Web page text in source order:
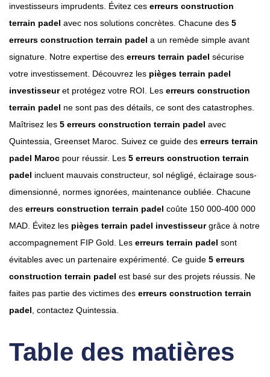
investisseurs imprudents. Évitez ces erreurs construction
terrain padel avec nos solutions concrètes. Chacune des 5
erreurs construction terrain padel a un remède simple avant
signature. Notre expertise des erreurs terrain padel sécurise
votre investissement. Découvrez les pièges terrain padel
investisseuret protégez votre ROI. Les erreurs construction
terrain padel ne sont pas des détails, ce sont des catastrophes.
Maîtrisez les 5 erreurs construction terrain padel avec
Quintessia, Greenset Maroc. Suivez ce guide des erreurs terrain
padel Maroc pour réussir. Les 5 erreurs construction terrain
padel incluent mauvais constructeur, sol négligé, éclairage sous-
dimensionné, normes ignorées, maintenance oubliée. Chacune
des erreurs construction terrain padel coûte 150 000-400 000
MAD. Évitez les pièges terrain padel investisseurgrâce à notre
accompagnement FIP Gold. Les erreurs terrain padel sont
évitables avec un partenaire expérimenté. Ce guide 5 erreurs
construction terrain padel est basé sur des projets réussis. Ne
faites pas partie des victimes des erreurs construction terrain
padel , contactez Quintessia.
Table des matières